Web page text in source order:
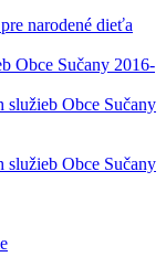
narodené dieťa
Obce Sučany 2016-
Obce Sučany
Obce Sučany